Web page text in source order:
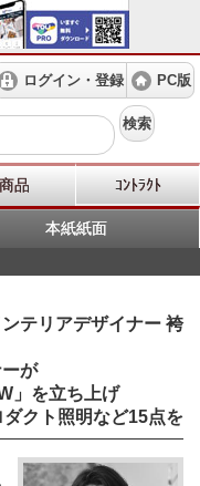
ログイン・登録 PC版
検索
商品 ｺﾝﾄﾗｸﾄ
本紙紙面
テリアデザイナー 袴
が
」を立ち上げ
クト照明など15点を